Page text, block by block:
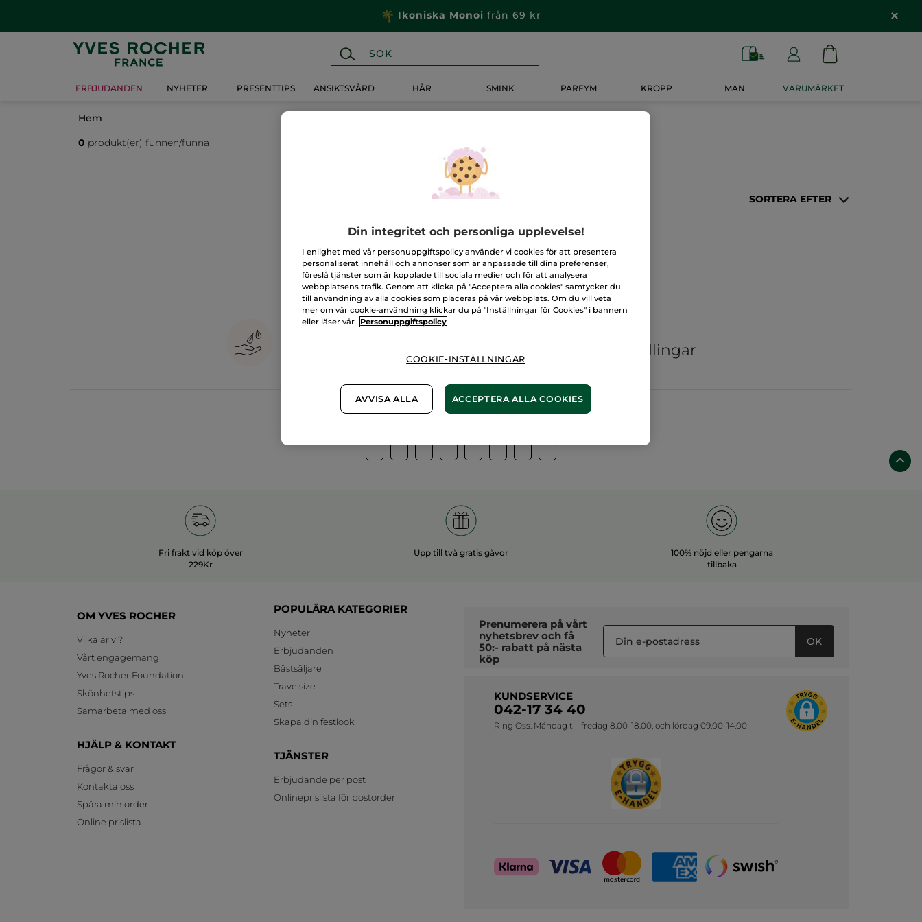
Ikoniska Monoi från 69 kr
ERBJUDANDEN NYHETER PRESENTTIPS ANSIKTSVÅRD HÅR SMINK PARFYM KROPP MAN VARUMÄRKET
Hem
0 produkt(er) funnen/funna
SORTERA EFTER
vegetabiliska
ekologiska odlingar
Övriga kategorier
Fri frakt vid köp över
229Kr
Upp till två gratis gåvor
100% nöjd eller pengarna
tillbaka
OM YVES ROCHER
Vilka är vi?
Vårt engagemang
Yves Rocher Foundation
Skönhetstips
Samarbeta med oss
HJÄLP & KONTAKT
Frågor & svar
Kontakta oss
Spåra min order
Online prislista
POPULÄRA KATEGORIER
Nyheter
Erbjudanden
Bästsäljare
Travelsize
Sets
Skapa din festlook
TJÄNSTER
Erbjudande per post
Onlineprislista för postorder
Prenumerera på vårt
nyhetsbrev och få
50:- rabatt på nästa
köp
OK
KUNDSERVICE
042-17 34 40
Ring Oss. Måndag till fredag 8.00-18.00, och lördag 09.00-14.00
Din integritet och personliga upplevelse!
I enlighet med vår personuppgiftspolicy använder vi cookies för att presentera
personaliserat innehåll och annonser som är anpassade till dina preferenser,
föreslå tjänster som är kopplade till sociala medier och för att analysera
webbplatsens trafik. Genom att klicka på "Acceptera alla cookies" samtycker du
till användning av alla cookies som placeras på vår webbplats. Om du vill veta
mer om vår cookie-användning klickar du på "Inställningar för Cookies" i bannern
eller läser vår
Personuppgiftspolicy
COOKIE-INSTÄLLNINGAR
AVVISA ALLA ACCEPTERA ALLA COOKIES